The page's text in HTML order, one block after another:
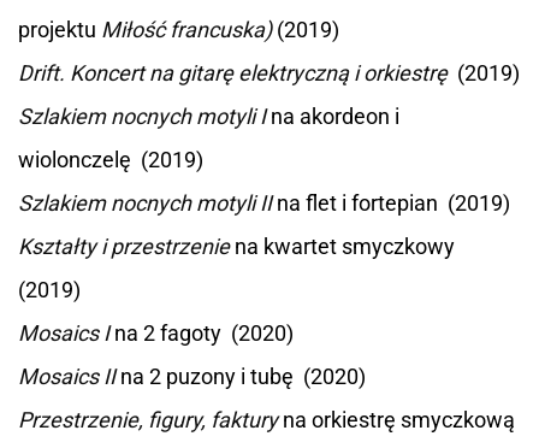
projektu Miłość francuska)(2019)
Drift. Koncert na gitarę elektryczną i orkiestrę (2019)
Szlakiem nocnych motyli Ina akordeon i
wiolonczelę (2019)
Szlakiem nocnych motyli IIna flet i fortepian (2019)
Kształty i przestrzeniena kwartet smyczkowy
(2019)
Mosaics Ina 2 fagoty (2020)
Mosaics IIna 2 puzony i tubę (2020)
Przestrzenie, figury, fakturyna orkiestrę smyczkową